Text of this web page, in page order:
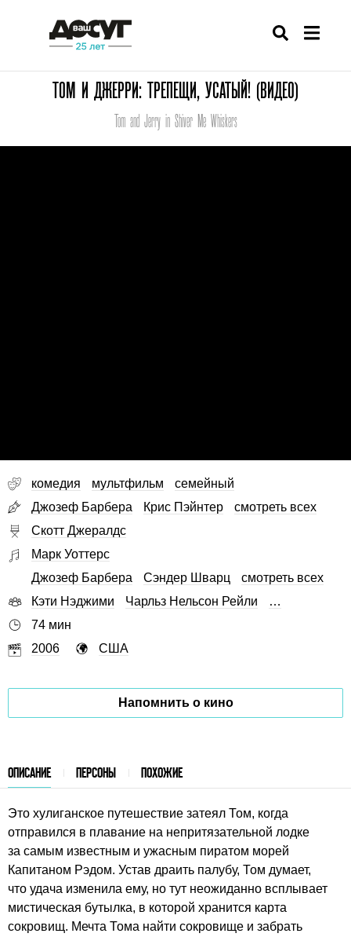
ТОМ И ДЖЕРРИ: ТРЕПЕЩИ, УСАТЫЙ! (ВИДЕО)
Tom and Jerry in Shiver Me Whiskers
комедия мультфильм
семейный
Джозеф Барбера
Крис Пэйнтер
смотреть всех
Скотт Джералдс
Марк Уоттерс
Джозеф Барбера
Сэндер Шварц
смотреть всех
Кэти Нэджими
Чарльз Нельсон Рейли
…
74 мин
2006
США
Напомнить о кино
ОПИСАНИЕ ПЕРСОНЫ ПОХОЖИЕ
Это хулиганское путешествие затеял Том, когда
отправился в плавание на непритязательной лодке
за самым известным и ужасным пиратом морей
Капитаном Рэдом. Устав драить палубу, Том думает,
что удача изменила ему, но тут неожиданно всплывает
мистическая бутылка, в которой хранится карта
сокровищ. Мечта Тома найти сокровище и забрать